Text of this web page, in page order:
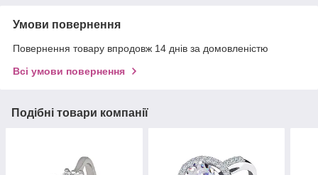
Умови повернення
Повернення товару впродовж 14 днів за домовленістю
Всі умови повернення
Подібні товари компанії